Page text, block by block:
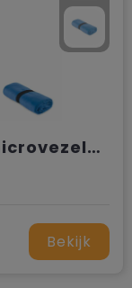
WAXOFF - Dubbelzijdige microvezelhanddoe
Bekijk